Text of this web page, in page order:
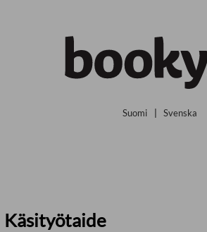
Suomi | Svenska
Käsityötaide